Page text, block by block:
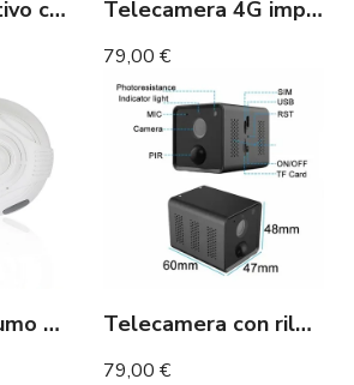
Orologio Sportivo con Fotocamera Full HD, Visione Notturna e Microfono Integrato Telecamera 4G impermeabile con lunga autonomia in standby e rilevamento di movimento
79,00 €
Rilevatore di fumo Telecamera WIFI lunga autonomia orientabile a 330° Telecamera con rilevamento del movimento 4G a lunga durata della batteria
79,00 €